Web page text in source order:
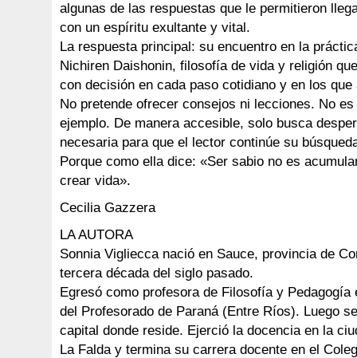
algunas de las respuestas que le permitieron
con un espíritu exultante y vital.
La respuesta principal: su encuentro en la
Nichiren Daishonin, filosofía de vida y religión
con decisión en cada paso cotidiano y en los que
No pretende ofrecer consejos ni lecciones. No
ejemplo. De manera accesible, solo busca
necesaria para que el lector continúe su
Porque como ella dice: «Ser sabio no es
crear vida».
Cecilia Gazzera
LA AUTORA
Sonnia Vigliecca nació en Sauce, provincia de
tercera década del siglo pasado.
Egresó como profesora de Filosofía y Pedagogía
del Profesorado de Paraná (Entre Ríos). Luego
capital donde reside. Ejerció la docencia en la
La Falda y termina su carrera docente en el